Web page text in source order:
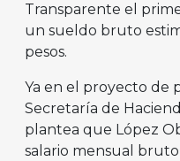
Transparente el
un sueldo bruto
pesos.
Ya en el proyecto de
Secretaría de
plantea que López
salario mensual bruto